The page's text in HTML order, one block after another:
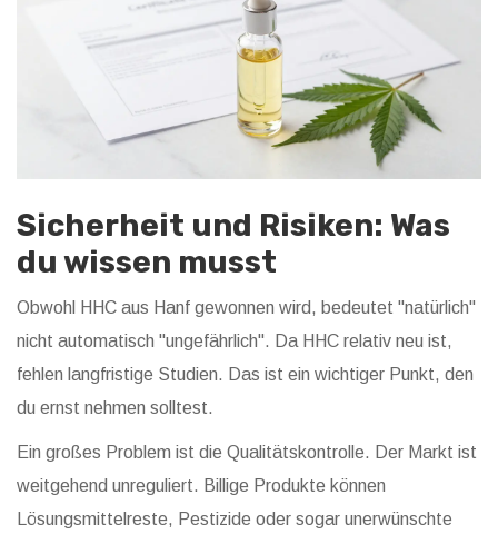
Sicherheit und Risiken: Was
du wissen musst
Obwohl HHC aus Hanf gewonnen wird, bedeutet "natürlich"
nicht automatisch "ungefährlich". Da HHC relativ neu ist,
fehlen langfristige Studien. Das ist ein wichtiger Punkt, den
du ernst nehmen solltest.
Ein großes Problem ist die Qualitätskontrolle. Der Markt ist
weitgehend unreguliert. Billige Produkte können
Lösungsmittelreste, Pestizide oder sogar unerwünschte